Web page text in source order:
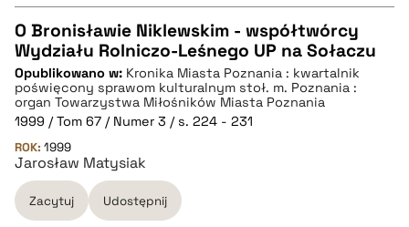
CZYSTY TEKST
pobierz cytat
BIBTEX
O Bronisławie Niklewskim - współtwórcy
Wydziału Rolniczo-Leśnego UP na Sołaczu
Opublikowano w: Kronika Miasta Poznania : kwartalnik
poświęcony sprawom kulturalnym stoł. m. Poznania :
organ Towarzystwa Miłośników Miasta Poznania
1999 / Tom 67 / Numer 3 / s. 224 - 231
ROK: 1999
Jarosław Matysiak
Zacytuj Udostępnij